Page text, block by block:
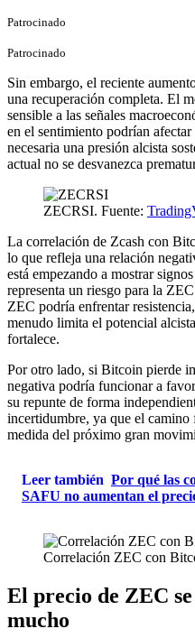
Patrocinado
Patrocinado
Sin embargo, el reciente
una recuperación completa. El
sensible a las señales
en el sentimiento podrían
necesaria una presión alcista
actual no se desvanezca
ZECRSI. Fuente:
La correlación de Zcash con
lo que refleja una relación
está empezando a mostrar
representa un riesgo para la
ZEC podría enfrentar
menudo limita el potencial
fortalece.
Por otro lado, si Bitcoin pierde
negativa podría funcionar a
su repunte de forma
incertidumbre, ya que el
medida del próximo gran
Leer también Por qué las
SAFU no aumentan el
Correlación ZEC con
El precio de ZEC
mucho